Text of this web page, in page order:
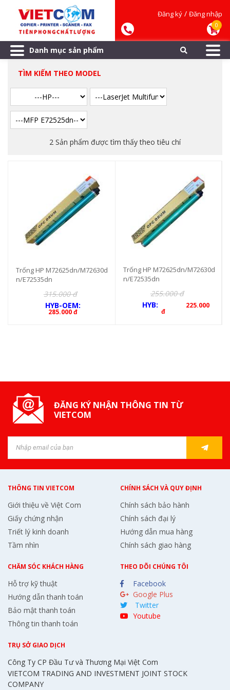
Đăng ký / Đăng nhập
0
Danh mục sản phẩm
TÌM KIẾM THEO MODEL
2 Sản phẩm được tìm thấy theo tiêu chí
Trống HP M72625dn/M72630d
n/E72535dn
315.000 đ
HYB-OEM:
285.000 đ
Trống HP M72625dn/M72630d
n/E72535dn
255.000 đ
HYB:
225.000
đ
ĐĂNG KÝ NHẬN THÔNG TIN TỪ
VIETCOM
THÔNG TIN VIETCOM
Giới thiệu về Việt Com
Giấy chứng nhận
Triết lý kinh doanh
Tầm nhìn
CHÍNH SÁCH VÀ QUY ĐỊNH
Chính sách bảo hành
Chính sách đại lý
Hướng dẫn mua hàng
Chính sách giao hàng
CHĂM SÓC KHÁCH HÀNG
Hỗ trợ kỹ thuật
Hướng dẫn thanh toán
Bảo mật thanh toán
Thông tin thanh toán
THEO DÕI CHÚNG TÔI
Facebook
Google Plus
Twitter
Youtube
TRỤ SỞ GIAO DỊCH
Công Ty CP Đầu Tư và Thương Mại Việt Com
VIETCOM TRADING AND INVESTMENT JOINT STOCK
COMPANY